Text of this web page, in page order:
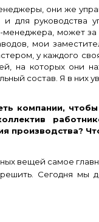
они же
и для
менеджера, может
мои
у каждого
на которых они
состав. Я в них
чтобы она
производства?
вещей самое
Сегодня мы